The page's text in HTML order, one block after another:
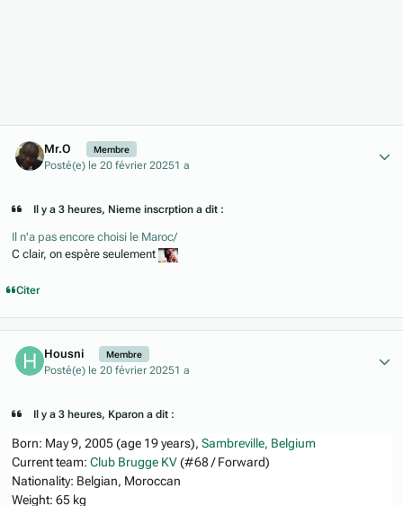
Mr.O Membre
Posté(e) le 20 février 20251 a
Il y a 3 heures, Nieme inscrption a dit :
Il n'a pas encore choisi le Maroc/
C clair, on espère seulement
Citer
Housni Membre
Posté(e) le 20 février 20251 a
Il y a 3 heures, Kparon a dit :
Born: May 9, 2005 (age 19 years), Sambreville, Belgium
Current team: Club Brugge KV(#68 / Forward)
Nationality: Belgian, Moroccan
Weight: 65 kg